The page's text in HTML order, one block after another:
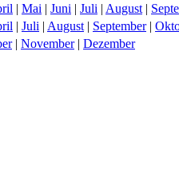
| Mai | Juni | Juli | August |
| Juli | August | September|
| November| Dezember